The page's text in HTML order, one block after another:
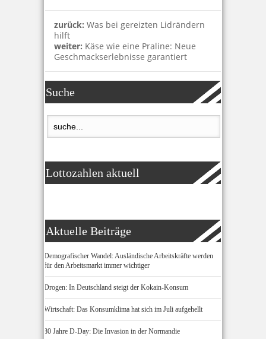
zurück: Was bei gereizten Lidrändern
hilft
weiter: Käse wie eine Praline: Neue
Geschmackserlebnisse garantiert
Suche
Lottozahlen aktuell
Aktuelle Beiträge
Demografischer Wandel: Ausländische Arbeitskräfte werden
für den Arbeitsmarkt immer wichtiger
Drogen: In Deutschland steigt der Kokain-Konsum
Wirtschaft: Das Konsumklima hat sich im Juli aufgehellt
80 Jahre D-Day: Die Invasion in der Normandie